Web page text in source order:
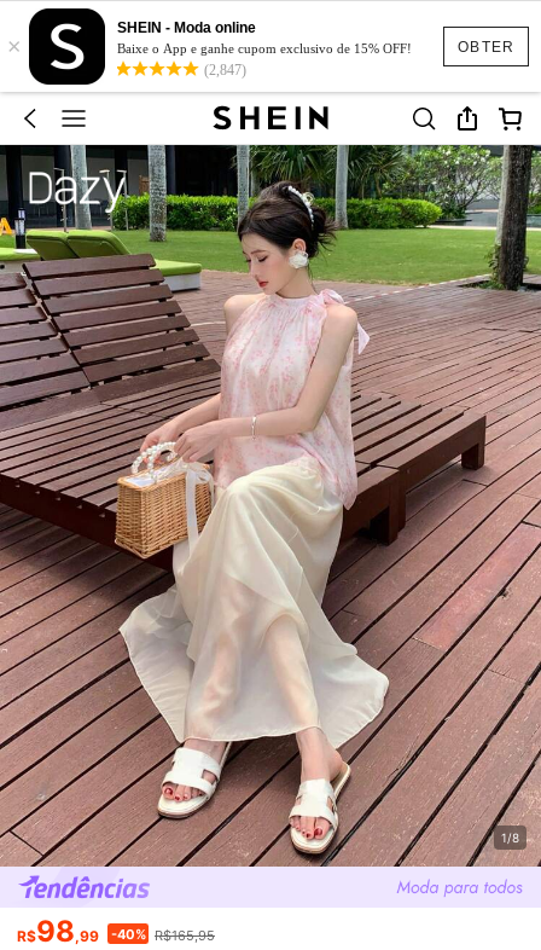
OBTER
×
SHEIN - Moda online
Baixe o App e ganhe cupom exclusivo de 15% OFF!
(2,847)
1/8
R$98,99 -40% R$165,95